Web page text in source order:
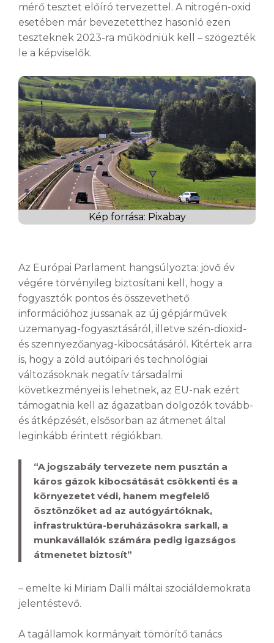
mérő tesztet előíró tervezettel. A nitrogén-oxid
esetében már bevezetetthez hasonló ezen
teszteknek 2023-ra működniük kell – szögezték
le a képviselők.
Kép forrása: Pixabay
Az Európai Parlament hangsúlyozta: jövő év
végére törvényileg biztosítani kell, hogy a
fogyasztók pontos és összevethető
információhoz jussanak az új gépjárművek
üzemanyag-fogyasztásáról, illetve szén-dioxid-
és szennyezőanyag-kibocsátásáról. Kitértek arra
is, hogy a zöld autóipari és technológiai
változásoknak negatív társadalmi
következményei is lehetnek, az EU-nak ezért
támogatnia kell az ágazatban dolgozók tovább-
és átképzését, elsősorban az átmenet által
leginkább érintett régiókban.
“A jogszabály tervezete nem pusztán a
káros gázok kibocsátását csökkenti és a
környezetet védi, hanem megfelelő
ösztönzőket ad az autógyártóknak,
infrastruktúra-beruházásokra sarkall, a
munkavállalók számára pedig igazságos
átmenetet biztosít”
– emelte ki Miriam Dalli máltai szociáldemokrata
jelentéstevő.
A tagállamok kormányait tömörítő tanács